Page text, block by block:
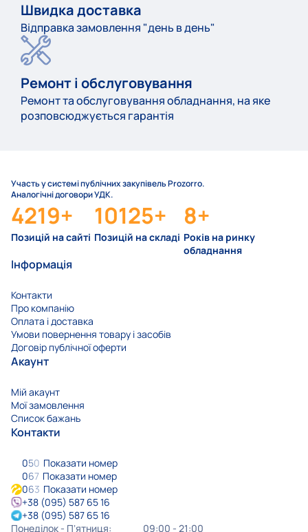
Швидка доставка
Відправка замовлення "день в день"
Ремонт і обслуговування
Ремонт та обслуговування обладнання, на яке
розповсюджується гарантія
Участь у системі публічних закупівель Prozorro.
Аналогічні договори УДК.
8+
Років на ринку
обладнання
10125+
Позицій на складі
4219+
Позицій на сайті
Інформація
Контакти
Про компанію
Оплата і доставка
Умови повернення товару і засобів
Договір публічної оферти
Акаунт
Мій акаунт
Мої замовлення
Список бажань
Контакти
050 Показати номер
067 Показати номер
063 Показати номер
+38 (095) 587 65 16
+38 (095) 587 65 16
Понеділок - Пʼятниця:
09:00 - 21:00